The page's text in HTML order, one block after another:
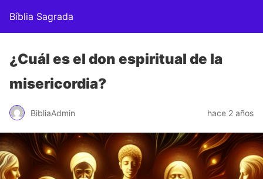
Bíblia Sagrada
¿Cuál es el don espiritual de la
misericordia?
BibliaAdmin hace 2 años